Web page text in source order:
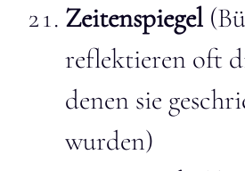
Zeitenspiegel
reflektieren oft
denen sie
wurden)